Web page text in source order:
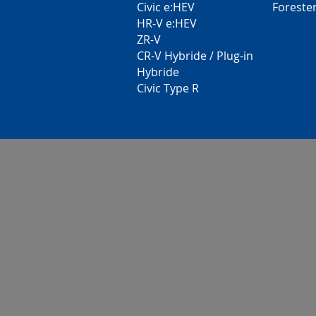
Civic e:HEV
HR-V e:HEV
ZR-V
CR-V Hybride / Plug-in
Hybride
Civic Type R